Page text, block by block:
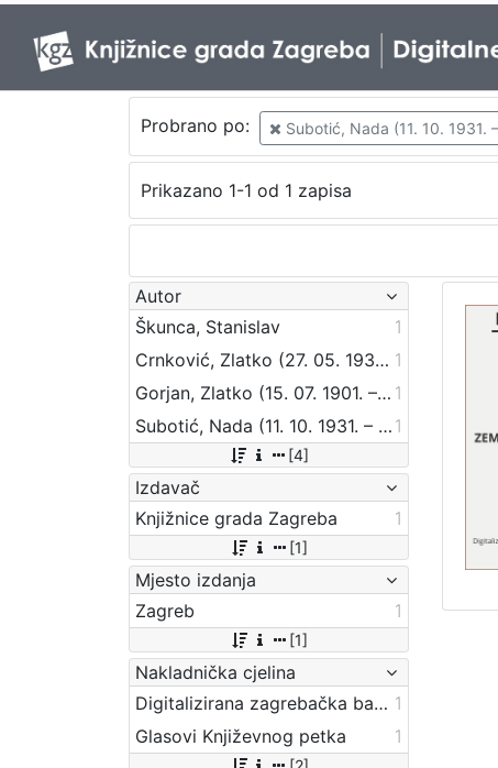
Probrano po: Subotić, Nada (11. 10. 1931.
Prikazano 1-1 od 1 zapisa
Autor
Škunca, Stanislav
1
Crnković, Zlatko (27. 05. 1936. – 14. 02. 2012.) 1
Gorjan, Zlatko (15. 07. 1901. – 21. 06. 1976.) 1
Subotić, Nada (11. 10. 1931. – 28. 01. 2016.) 1
[4]
Izdavač
Knjižnice grada Zagreba
1
[1]
Mjesto izdanja
Zagreb
1
[1]
Nakladnička cjelina
Digitalizirana zagrebačka baština 1
Glasovi Književnog petka
1